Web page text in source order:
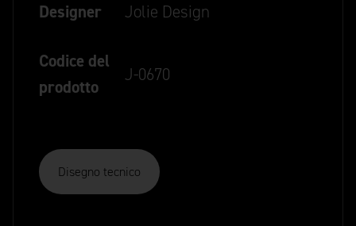
Designer Jolie Design
Codice del
prodotto
J-0670
Disegno tecnico